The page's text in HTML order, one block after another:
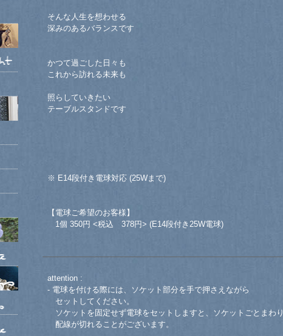
そんな人生を想わせる
深みのあるバランスです
かつて過ごした日々も
これから訪れる未来も
照らしていきたい
テーブルスタンドです
※ E14段付き電球対応 (25Wまで)
【電球ご希望のお客様】
1個 350円 <税込 378円> (E14段付き25W電球)
attention :
- 電球を付ける際には、ソケット部分を手で押さえながら
セットしてください。
ソケットを固定せず電球をセットしますと、ソケットごとまわり
配線が切れることがございます。